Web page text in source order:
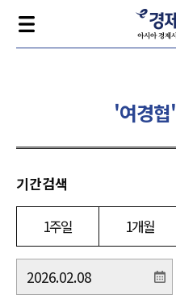
'여경협'
기간검색
1주일 1개월